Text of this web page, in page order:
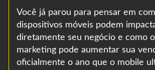
Você já parou para pensar em
dispositivos móveis podem
diretamente seu negócio e como
marketing pode aumentar sua
oficialmente o ano que o mobile